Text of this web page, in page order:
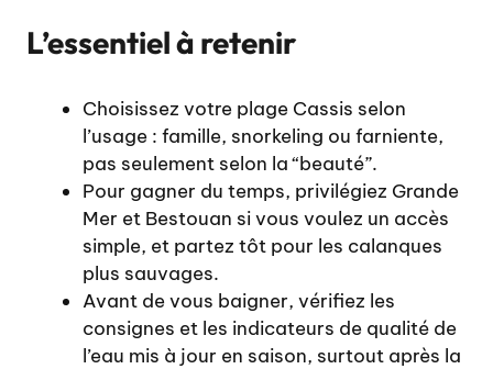
L’essentiel à retenir
Choisissez votre plage Cassis selon
l’usage : famille, snorkeling ou farniente,
pas seulement selon la “beauté”.
Pour gagner du temps, privilégiez Grande
Mer et Bestouan si vous voulez un accès
simple, et partez tôt pour les calanques
plus sauvages.
Avant de vous baigner, vérifiez les
consignes et les indicateurs de qualité de
l’eau mis à jour en saison, surtout après la